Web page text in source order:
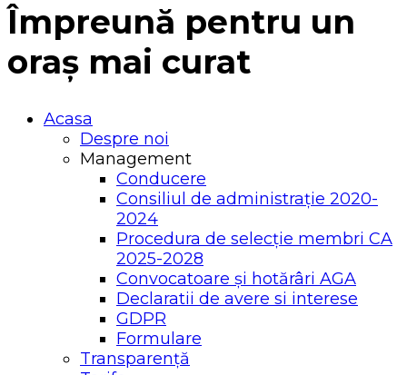
Împreună pentru un
oraș mai curat
Acasa
Despre noi
Management
Conducere
Consiliul de administrație 2020-
2024
Procedura de selecție membri CA
2025-2028
Convocatoare și hotărâri AGA
Declaratii de avere si interese
GDPR
Formulare
Transparență